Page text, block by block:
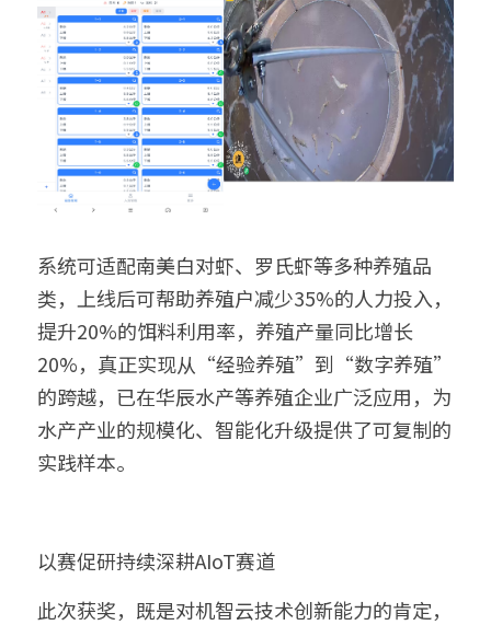
系统可适配南美白对虾、罗氏虾等多种养殖品
类，上线后可帮助养殖户减少35%的人力投入，
提升20%的饵料利用率，养殖产量同比增长
20%，真正实现从“经验养殖”到“数字养殖”
的跨越，已在华辰水产等养殖企业广泛应用，为
水产产业的规模化、智能化升级提供了可复制的
实践样本。
以赛促研持续深耕AIoT赛道
此次获奖，既是对机智云技术创新能力的肯定，